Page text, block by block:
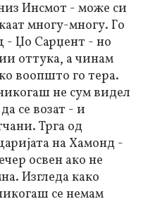
Инсмот - може си
многу-многу. Го
- Џо Сарџент - но
оттука, а чинам
воопшто го тера.
не сум видел
се возат - и
Трга од
на Хамонд -
освен ако не
Изгледа како
се немам